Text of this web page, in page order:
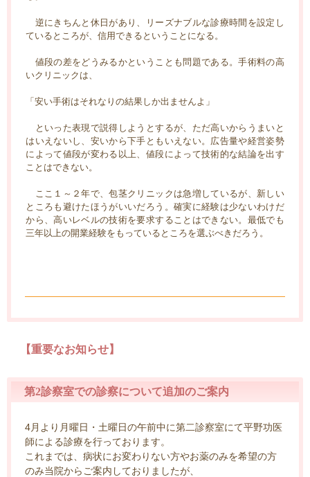
逆にきちんと休日があり、リーズナブルな診療時間を設定し
ているところが、信用できるということになる。
値段の差をどうみるかということも問題である。手術料の高
いクリニックは、
「安い手術はそれなりの結果しか出ませんよ」
といった表現で説得しようとするが、ただ高いからうまいと
はいえないし、安いから下手ともいえない。広告量や経営姿勢
によって値段が変わる以上、値段によって技術的な結論を出す
ことはできない。
ここ１～２年で、包茎クリニックは急増しているが、新しい
ところも避けたほうがいいだろう。確実に経験は少ないわけだ
から、高いレベルの技術を要求することはできない。最低でも
三年以上の開業経験をもっているところを選ぶべきだろう。
【重要なお知らせ】
第2診察室での診察について追加のご案内
4月より月曜日・土曜日の午前中に第二診察室にて平野功医
師による診療を行っております。
これまでは、病状にお変わりない方やお薬のみを希望の方
のみ当院からご案内しておりましたが、